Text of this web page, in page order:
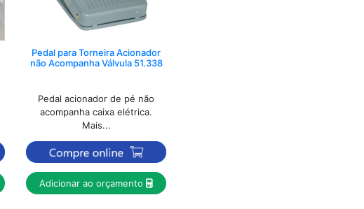
Pedal para Torneira Acionador
não Acompanha Válvula 51.338
Pedal acionador de pé não
acompanha caixa elétrica.
Mais...
Adicionar ao orçamento